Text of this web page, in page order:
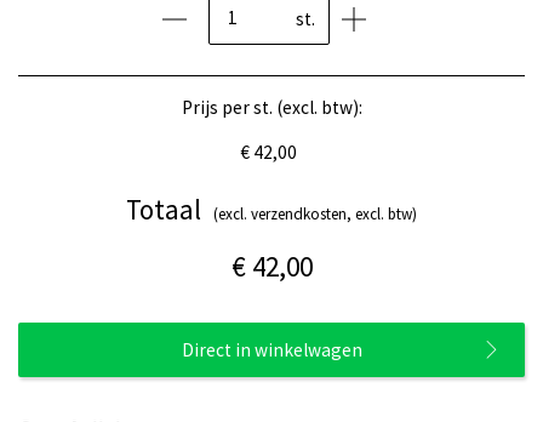
st.
Prijs per st. (excl. btw):
€ 42,00
Totaal (excl. verzendkosten, excl. btw)
€ 42,00
Direct in winkelwagen